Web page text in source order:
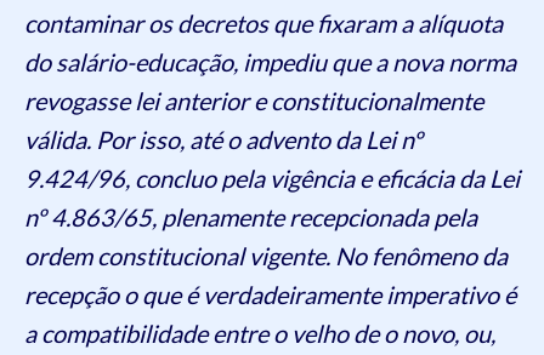
contaminar os decretos que fixaram a alíquota
do salário-educação, impediu que a nova norma
revogasse lei anterior e constitucionalmente
válida. Por isso, até o advento da Lei nº
9.424/96, concluo pela vigência e eficácia da Lei
nº 4.863/65, plenamente recepcionada pela
ordem constitucional vigente. No fenômeno da
recepção o que é verdadeiramente imperativo é
a compatibilidade entre o velho de o novo, ou,